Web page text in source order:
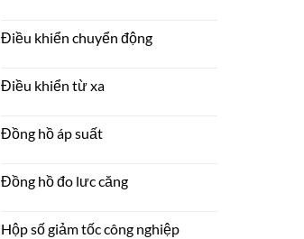
Điều khiển chuyển động
Điều khiển từ xa
Đồng hồ áp suất
Đồng hồ đo lưc căng
Hộp số giảm tốc công nghiệp